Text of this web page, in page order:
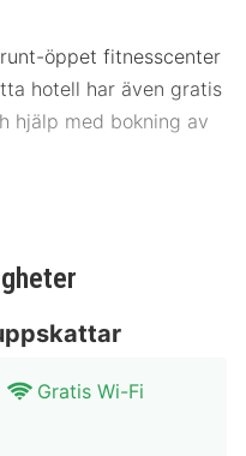
öppet fitnesscenter
hotell har även gratis
hjälp med bokning av
lyxa till det lite med
serveras
avgift.
stjärnklassificeringar
har klassificerats
Gratis Wi-Fi